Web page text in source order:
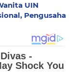
UIN
Pengusaha